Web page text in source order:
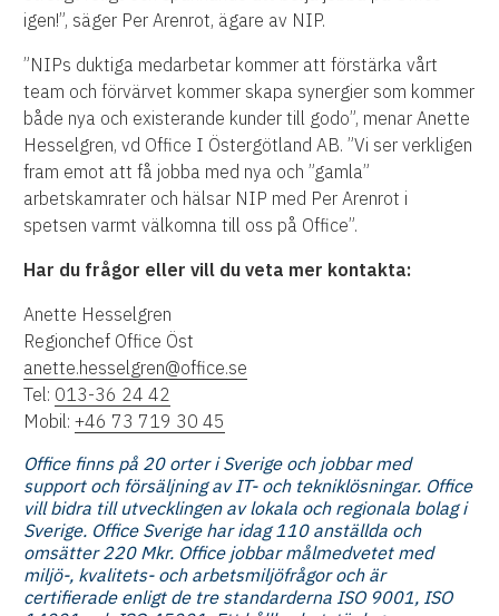
igen!”, säger Per Arenrot, ägare av NIP.
”NIPs duktiga medarbetar kommer att förstärka vårt
team och förvärvet kommer skapa synergier som kommer
både nya och existerande kunder till godo”, menar Anette
Hesselgren, vd Office I Östergötland AB. ”Vi ser verkligen
fram emot att få jobba med nya och ”gamla”
arbetskamrater och hälsar NIP med Per Arenrot i
spetsen varmt välkomna till oss på Office”.
Har du frågor eller vill du veta mer kontakta:
Anette Hesselgren
Regionchef Office Öst
anette.hesselgren@office.se
Tel: 013-36 24 42
Mobil:+46 73 719 30 45
Office finns på 20 orter i Sverige och jobbar med
support och försäljning av IT- och tekniklösningar. Office
vill bidra till utvecklingen av lokala och regionala bolag i
Sverige. Office Sverige har idag 110 anställda och
omsätter 220 Mkr. Office jobbar målmedvetet med
miljö-, kvalitets- och arbetsmiljöfrågor och är
certifierade enligt de tre standarderna ISO 9001, ISO